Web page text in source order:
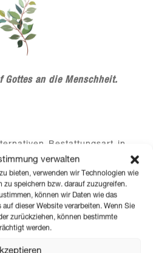
verwalten
bieten, verwenden wir Technologien wie
zu speichern bzw. darauf zuzugreifen.
können wir Daten wie das
dieser Website verarbeiten. Wenn Sie
zurückziehen, können bestimmte
werden.
Gottes an die Menschheit.
Bestattungsart in
an, und so wurde 2017
der Bestattung Kärnten
entspricht die
Wunsch vieler Familien,